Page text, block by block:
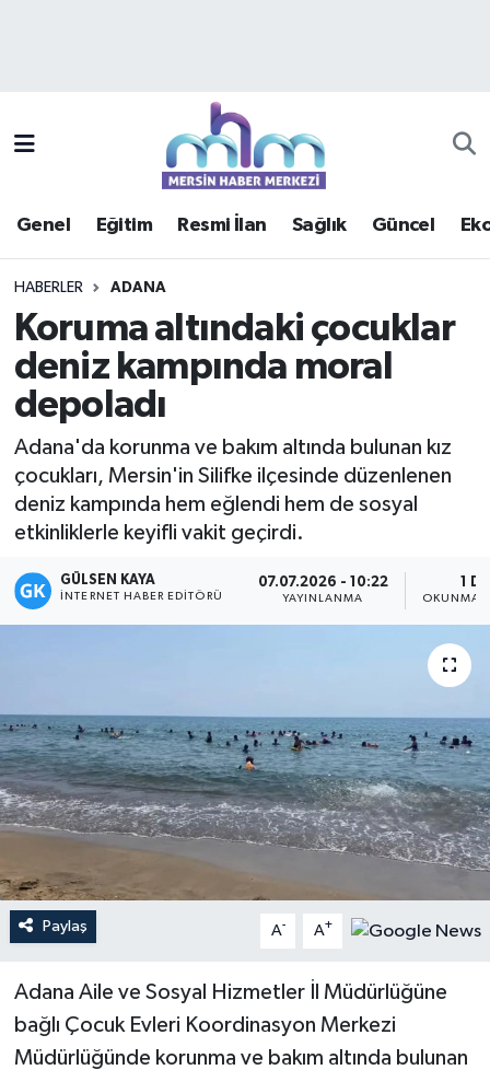
Genel Eğitim Resmi İlan Sağlık Güncel
HABERLER ADANA
Koruma altındaki çocuklar
deniz kampında moral
depoladı
Adana'da korunma ve bakım altında bulunan kız
çocukları, Mersin'in Silifke ilçesinde düzenlenen
deniz kampında hem eğlendi hem de sosyal
etkinliklerle keyifli vakit geçirdi.
GÜLSEN KAYA
İNTERNET HABER EDITÖRÜ
07.07.2026 - 10:22
YAYINLANMA
1 DK
OKUNMA
Paylaş A- A+
Adana Aile ve Sosyal Hizmetler İl Müdürlüğüne
bağlı Çocuk Evleri Koordinasyon Merkezi
Müdürlüğünde korunma ve bakım altında bulunan
Güncel
Haberde insan
Kültür - Sanat
Magazin
Mersin
Politika
Resmi İlan
Spor
Teknoloji
Mersin Trafik Yoğunluk Haritası
Süper Lig Puan Durumu ve Fikstür
Haber Arşivi